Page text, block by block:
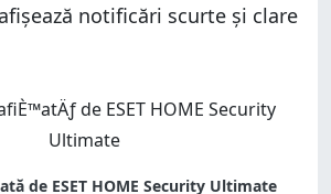
notificări scurte și clare